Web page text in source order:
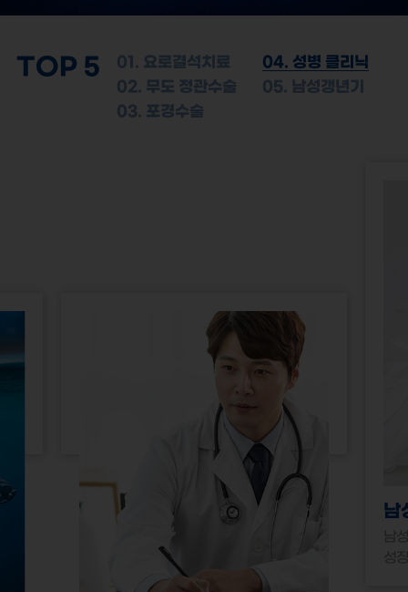
TOP 5
01. 요로결석치료
02. 무도 정관수술
03. 포경수술
04. 성병 클리닉
05. 남성갱년기
남